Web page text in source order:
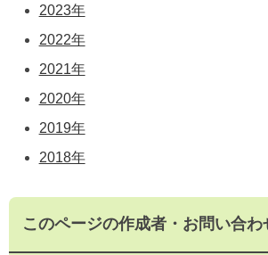
2023年
2022年
2021年
2020年
2019年
2018年
このページの作成者・お問い合わ